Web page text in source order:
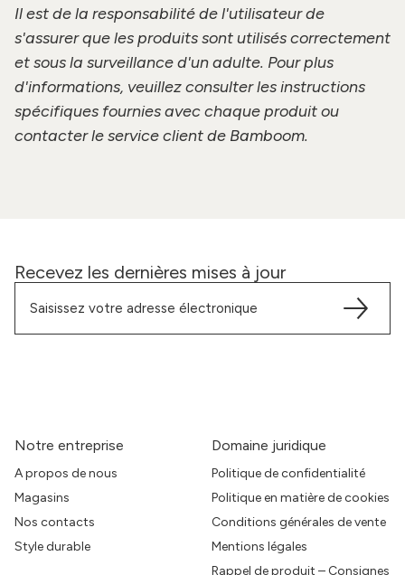
Il est de la responsabilité de l'utilisateur de
s'assurer que les produits sont utilisés correctement
et sous la surveillance d'un adulte. Pour plus
d'informations, veuillez consulter les instructions
spécifiques fournies avec chaque produit ou
contacter le service client de Bamboom.
Recevez les dernières mises à jour
Notre entreprise
A propos de nous
Magasins
Nos contacts
Style durable
Domaine juridique
Politique de confidentialité
Politique en matière de cookies
Conditions générales de vente
Mentions légales
Rappel de produit – Consignes